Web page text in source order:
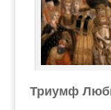
Триумф